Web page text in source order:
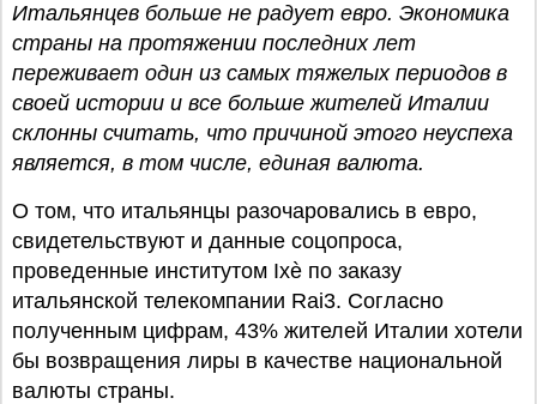
Итальянцев больше не радует евро. Экономика
страны на протяжении последних лет
переживает один из самых тяжелых периодов в
своей истории и все больше жителей Италии
склонны считать, что причиной этого неуспеха
является, в том числе, единая валюта.
О том, что итальянцы разочаровались в евро,
свидетельствуют и данные соцопроса,
проведенные институтом Ixè по заказу
итальянской телекомпании Rai3. Согласно
полученным цифрам, 43% жителей Италии хотели
бы возвращения лиры в качестве национальной
валюты страны.